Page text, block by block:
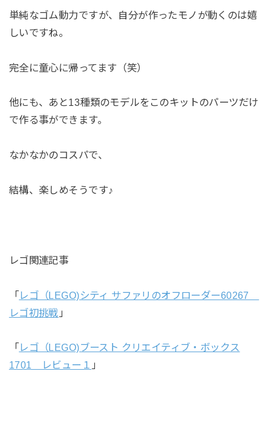
単純なゴム動力ですが、自分が作ったモノが動くのは嬉
しいですね。
完全に童心に帰ってます（笑）
他にも、あと13種類のモデルをこのキットのパーツだけ
で作る事ができます。
なかなかのコスパで、
結構、楽しめそうです♪
レゴ関連記事
「レゴ（LEGO)シティ サファリのオフローダー60267
レゴ初挑戦 」
「 レゴ（LEGO)ブースト クリエイティブ・ボックス
1701 レビュー１ 」